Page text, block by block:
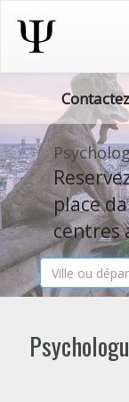
place
centres